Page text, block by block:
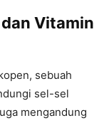
Vitamin
sebuah
sel-sel
mengandung